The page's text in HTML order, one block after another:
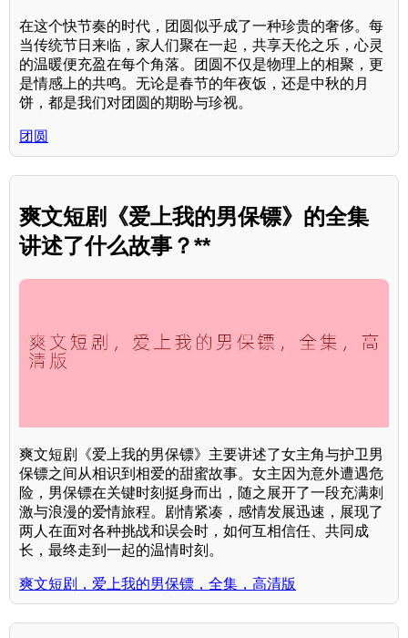
在这个快节奏的时代，团圆似乎成了一种珍贵的奢侈。每
当传统节日来临，家人们聚在一起，共享天伦之乐，心灵
的温暖便充盈在每个角落。团圆不仅是物理上的相聚，更
是情感上的共鸣。无论是春节的年夜饭，还是中秋的月
饼，都是我们对团圆的期盼与珍视。
团圆
爽文短剧《爱上我的男保镖》的全集
讲述了什么故事？**
爽文短剧《爱上我的男保镖》主要讲述了女主角与护卫男
保镖之间从相识到相爱的甜蜜故事。女主因为意外遭遇危
险，男保镖在关键时刻挺身而出，随之展开了一段充满刺
激与浪漫的爱情旅程。剧情紧凑，感情发展迅速，展现了
两人在面对各种挑战和误会时，如何互相信任、共同成
长，最终走到一起的温情时刻。
爽文短剧，爱上我的男保镖，全集，高清版